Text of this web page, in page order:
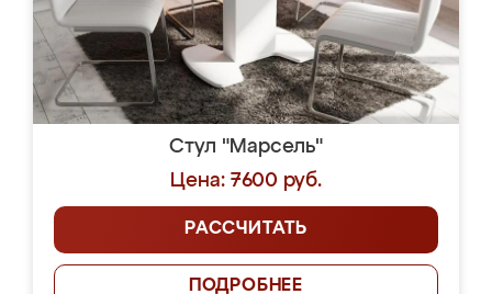
Стул "Марсель"
Цена: 7600 руб.
РАССЧИТАТЬ
ПОДРОБНЕЕ